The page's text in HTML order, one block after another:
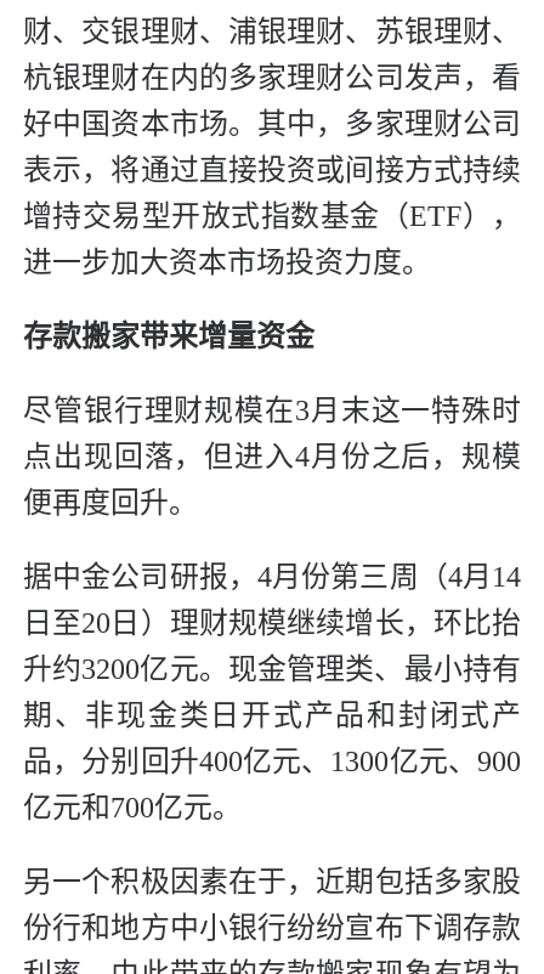
财、交银理财、浦银理财、苏银理财、
杭银理财在内的多家理财公司发声，看
好中国资本市场。其中，多家理财公司
表示，将通过直接投资或间接方式持续
增持交易型开放式指数基金（ETF），
进一步加大资本市场投资力度。
存款搬家带来增量资金
尽管银行理财规模在3月末这一特殊时
点出现回落，但进入4月份之后，规模
便再度回升。
据中金公司研报，4月份第三周（4月14
日至20日）理财规模继续增长，环比抬
升约3200亿元。现金管理类、最小持有
期、非现金类日开式产品和封闭式产
品，分别回升400亿元、1300亿元、900
亿元和700亿元。
另一个积极因素在于，近期包括多家股
份行和地方中小银行纷纷宣布下调存款